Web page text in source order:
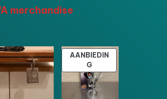
merchandise
AANBIEDIN
GPRODUCT
IN
DE
UITVERKOOP